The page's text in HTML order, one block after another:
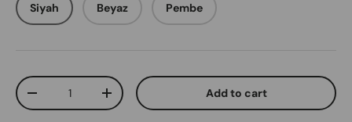
Siyah Beyaz Pembe
Qty
Decrease quantityIncrease quantity Add to cart